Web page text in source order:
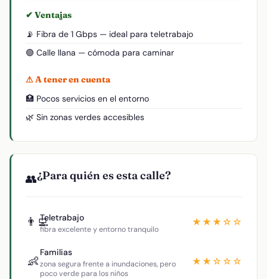
✔ Ventajas
📡 Fibra de 1 Gbps — ideal para teletrabajo
🟢 Calle llana — cómoda para caminar
⚠ A tener en cuenta
🏥 Pocos servicios en el entorno
🌿 Sin zonas verdes accesibles
👥¿Para quién es esta calle?
👨‍💻Teletrabajo
fibra excelente y entorno tranquilo
★★★☆☆
👶
Familias
zona segura frente a inundaciones, pero
poco verde para los niños
★★☆☆☆